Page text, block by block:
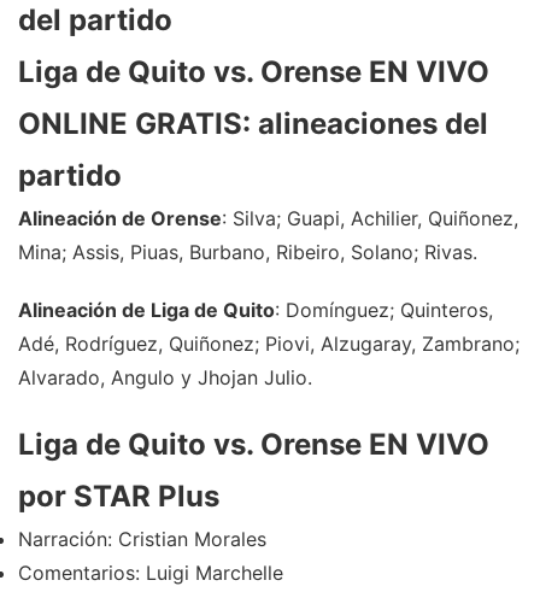
del partido
Liga de Quito vs. Orense EN VIVO
ONLINE GRATIS: alineaciones del
partido
Alineación de Orense: Silva; Guapi, Achilier, Quiñonez,
Mina; Assis, Piuas, Burbano, Ribeiro, Solano; Rivas.
Alineación de Liga de Quito: Domínguez; Quinteros,
Adé, Rodríguez, Quiñonez; Piovi, Alzugaray, Zambrano;
Alvarado, Angulo y Jhojan Julio.
Liga de Quito vs. Orense EN VIVO
por STAR Plus
Narración: Cristian Morales
Comentarios: Luigi Marchelle